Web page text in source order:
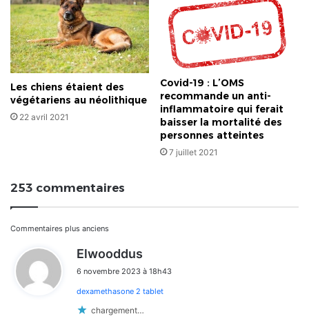
Les chiens étaient des
végétariens au néolithique
22 avril 2021
Covid-19 : L’OMS
recommande un anti-
inflammatoire qui ferait
baisser la mortalité des
personnes atteintes
7 juillet 2021
253 commentaires
Navigation
dans
les
commentaires
Commentaires plus anciens
Elwooddus
t
6 novembre 2023 à 18h43
dexamethasone 2 tablet
chargement…